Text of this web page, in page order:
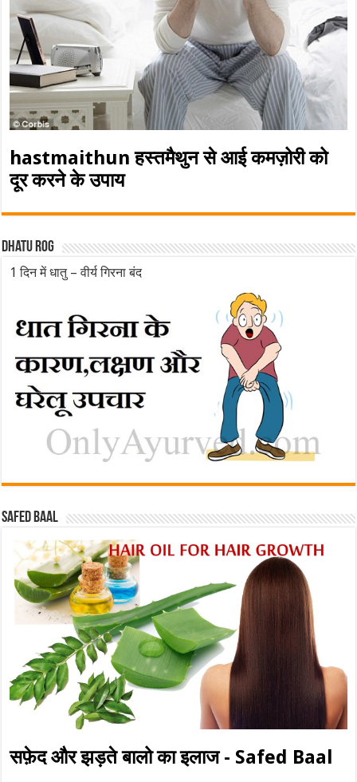
hastmaithun हस्तमैथुन से आई कमज़ोरी को
दूर करने के उपाय
Dhatu rog
1 दिन में धातु – वीर्य गिरना बंद
Safed baal
सफ़ेद और झड़ते बालो का इलाज - Safed Baal